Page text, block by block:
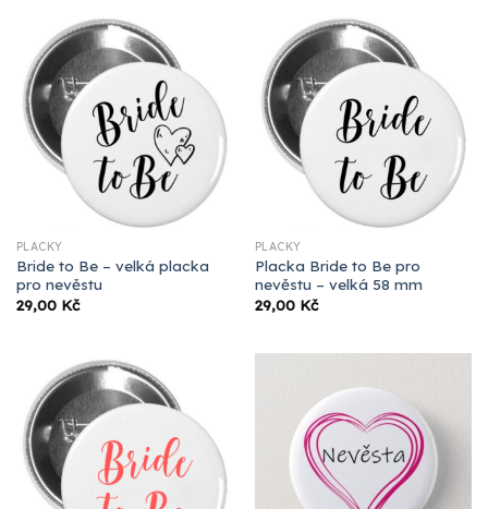
PLACKY
Bride to Be – velká placka
pro nevěstu
29,00 Kč
PLACKY
Placka Bride to Be pro
nevěstu – velká 58 mm
29,00 Kč